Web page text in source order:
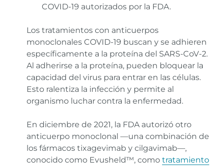
COVID-19 autorizados por la FDA.
Los tratamientos con anticuerpos
monoclonales COVID-19 buscan y se adhieren
específicamente a la proteína del SARS-CoV-2.
Al adherirse a la proteína, pueden bloquear la
capacidad del virus para entrar en las células.
Esto ralentiza la infección y permite al
organismo luchar contra la enfermedad.
En diciembre de 2021, la FDA autorizó otro
anticuerpo monoclonal —una combinación de
los fármacos tixagevimab y cilgavimab—,
conocido como Evusheld™, como tratamiento